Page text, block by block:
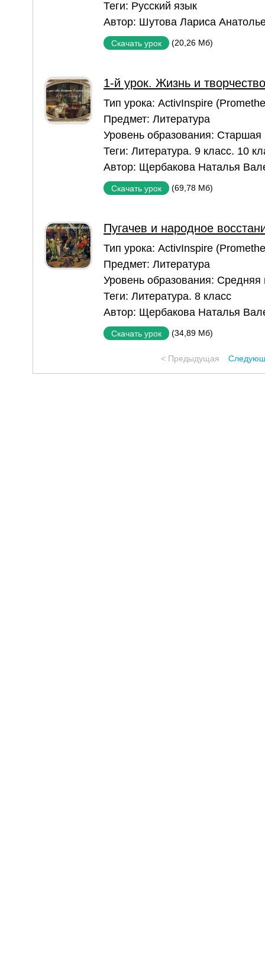
Теги: Русский язык
Автор: Шутова Лариса
Скачать урок (20,26 Мб)
1-й урок. Жизнь и
Тип урока: ActivInspire
Предмет: Литература
Уровень образования: Старшая
Теги: Литература. 9 класс. 10
Автор: Щербакова Наталья
Скачать урок (69,78 Мб)
Пугачев и народное
Тип урока: ActivInspire
Предмет: Литература
Уровень образования: Средняя
Теги: Литература. 8 класс
Автор: Щербакова Наталья
Скачать урок (34,89 Мб)
< Предыдущая